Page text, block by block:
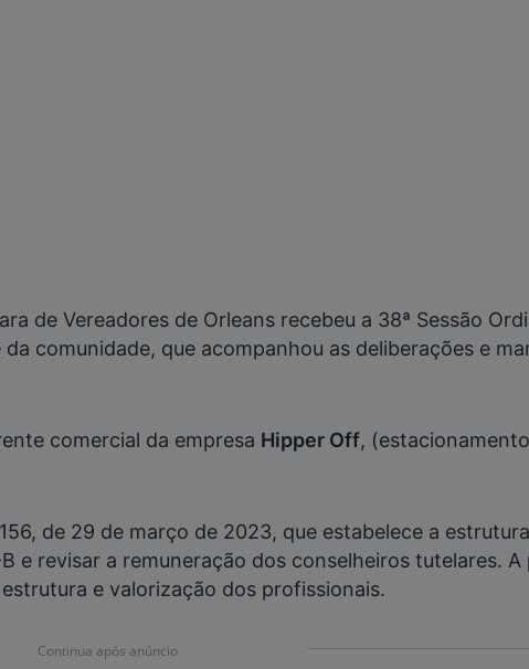
de Vereadores de Orleans recebeu a 38ª Sessão
comunidade, que acompanhou as deliberações e
comercial da empresa Hipper Off,
de 29 de março de 2023, que estabelece a
e revisar a remuneração dos conselheiros tutelares.
e valorização dos profissionais.
Continua após anúncio